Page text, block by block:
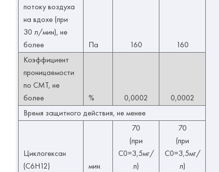
потоку воздуха
на вдохе (при
30 л/мин), не
более
Па 160
160
Коэффициент
проницаемости
по СМТ, не
более
% 0,0002
0,0002
Время защитного действия, не менее
Циклогексан
(C6H12)
мин.
70
(при
С0=3,5мг/
л)
70
(при
С0=3,5мг/
л)